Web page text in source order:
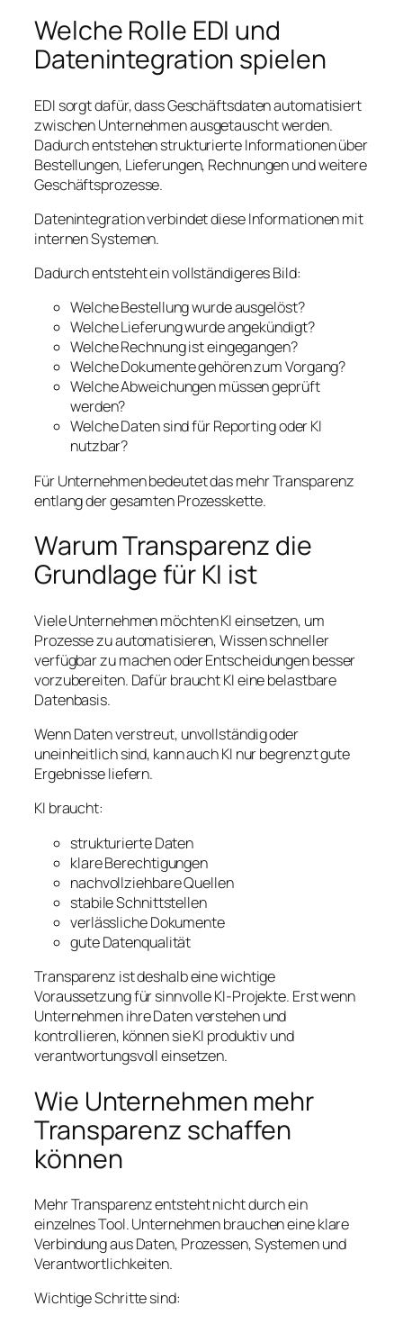
Welche Rolle EDI und
Datenintegration spielen
EDI sorgt dafür, dass Geschäftsdaten automatisiert
zwischen Unternehmen ausgetauscht werden.
Dadurch entstehen strukturierte Informationen über
Bestellungen, Lieferungen, Rechnungen und weitere
Geschäftsprozesse.
Datenintegration verbindet diese Informationen mit
internen Systemen.
Dadurch entsteht ein vollständigeres Bild:
Welche Bestellung wurde ausgelöst?
Welche Lieferung wurde angekündigt?
Welche Rechnung ist eingegangen?
Welche Dokumente gehören zum Vorgang?
Welche Abweichungen müssen geprüft
werden?
Welche Daten sind für Reporting oder KI
nutzbar?
Für Unternehmen bedeutet das mehr Transparenz
entlang der gesamten Prozesskette.
Warum Transparenz die
Grundlage für KI ist
Viele Unternehmen möchten KI einsetzen, um
Prozesse zu automatisieren, Wissen schneller
verfügbar zu machen oder Entscheidungen besser
vorzubereiten. Dafür braucht KI eine belastbare
Datenbasis.
Wenn Daten verstreut, unvollständig oder
uneinheitlich sind, kann auch KI nur begrenzt gute
Ergebnisse liefern.
KI braucht:
strukturierte Daten
klare Berechtigungen
nachvollziehbare Quellen
stabile Schnittstellen
verlässliche Dokumente
gute Datenqualität
Transparenz ist deshalb eine wichtige
Voraussetzung für sinnvolle KI-Projekte. Erst wenn
Unternehmen ihre Daten verstehen und
kontrollieren, können sie KI produktiv und
verantwortungsvoll einsetzen.
Wie Unternehmen mehr
Transparenz schaffen
können
Mehr Transparenz entsteht nicht durch ein
einzelnes Tool. Unternehmen brauchen eine klare
Verbindung aus Daten, Prozessen, Systemen und
Verantwortlichkeiten.
Wichtige Schritte sind: